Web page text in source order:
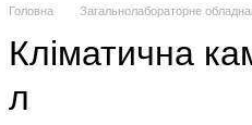
Головна Загальнолабораторне
Кліматична
л